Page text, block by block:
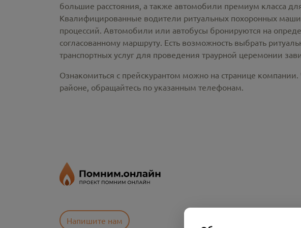
большие расстояния, а также автомобили премиум класса
Квалифицированные водители ритуальных похоронных
процессий. Автомобили или автобусы бронируются на
согласованному маршруту. Есть возможность выбрать
транспортных услуг для проведения траурной церемонии
Ознакомиться с прейскурантом можно на странице
районе, обращайтесь по указанным телефонам.
Напишите нам